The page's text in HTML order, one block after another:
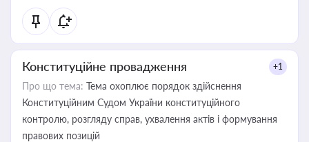
Конституційне провадження +1
Про що тема: Тема охоплює порядок здійснення
Конституційним Судом України конституційного
контролю, розгляду справ, ухвалення актів і формування
правових позицій